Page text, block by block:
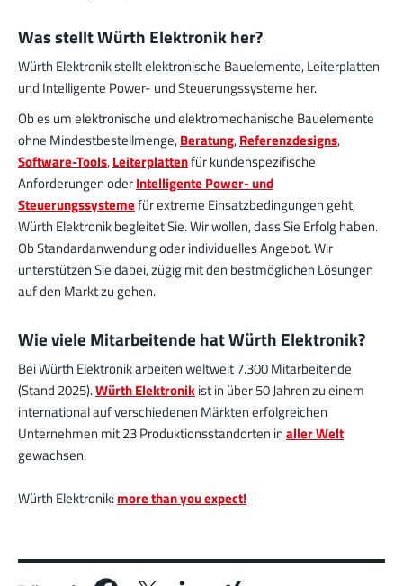
Was stellt Würth Elektronik her?
Würth Elektronik stellt elektronische Bauelemente, Leiterplatten
und Intelligente Power- und Steuerungssysteme her.
Ob es um elektronische und elektromechanische Bauelemente
ohne Mindestbestellmenge,Beratung,Referenzdesigns,
Software-Tools,Leiterplattenfür kundenspezifische
Anforderungen oderIntelligente Power- und
Steuerungssystemefür extreme Einsatzbedingungen geht,
Würth Elektronik begleitet Sie. Wir wollen, dass Sie Erfolg haben.
Ob Standardanwendung oder individuelles Angebot. Wir
unterstützen Sie dabei, zügig mit den bestmöglichen Lösungen
auf den Markt zu gehen.
Wie viele Mitarbeitende hat Würth Elektronik?
Bei Würth Elektronik arbeiten weltweit 7.300 Mitarbeitende
(Stand 2025).Würth Elektronikist in über 50 Jahren zu einem
international auf verschiedenen Märkten erfolgreichen
Unternehmen mit 23 Produktionsstandorten inaller Welt
gewachsen.
Würth Elektronik:more than you expect!